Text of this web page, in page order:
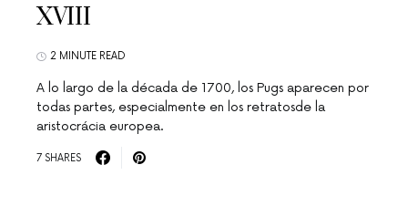
XVIII
2 MINUTE READ
A lo largo de la década de 1700, los Pugs aparecen por
todas partes, especialmente en los retratosde la
aristocrácia europea.
7 SHARES